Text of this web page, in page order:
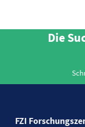
Die
FZI